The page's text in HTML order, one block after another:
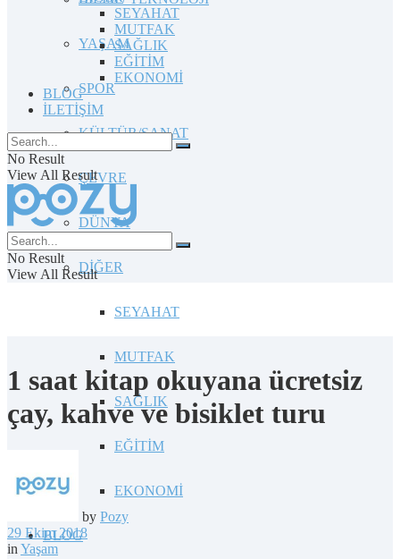
YAŞAM
SPOR
KÜLTÜR/SANAT
ÇEVRE
DÜNYA
DİĞER
SEYAHAT
MUTFAK
SAĞLIK
EĞİTİM
EKONOMİ
BLOG
SEYAHAT
MUTFAK
SAĞLIK
EĞİTİM
EKONOMİ
BLOG
İLETİŞİM
No Result
View All Result
No Result
View All Result
1 saat kitap okuyana ücretsiz
çay, kahve ve bisiklet turu
by Pozy
29 Ekim 2018
in Yaşam